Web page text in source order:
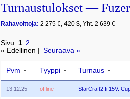
Turnaustulokset — Fuzer
Rahavoittoja: 2 275 €, 420 $, Yht. 2 639 €
Sivu: 1 2
« Edellinen |
Seuraava »
Pvm Tyyppi Turnaus
13.12.25 offline StarCraft2.fi 15V.